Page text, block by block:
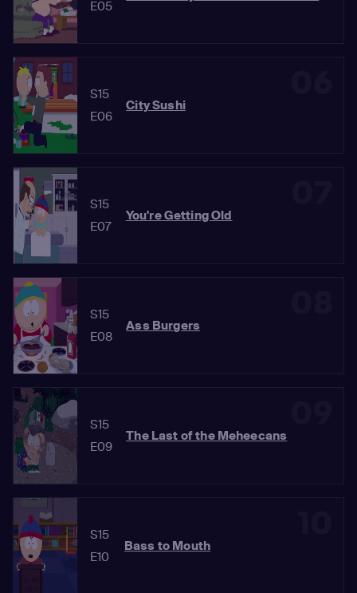
E05
S15
E06
City Sushi
S15
E07
You're Getting Old
S15
E08
Ass Burgers
S15
E09
The Last of the Meheecans
S15
E10
Bass to Mouth